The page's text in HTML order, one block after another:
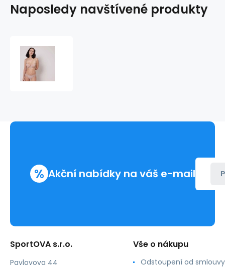
Naposledy navštívené produkty
% Akční nabídky na váš e-mail
SportOVA s.r.o.
Pavlovova 44
Vše o nákupu
Odstoupení od smlouvy